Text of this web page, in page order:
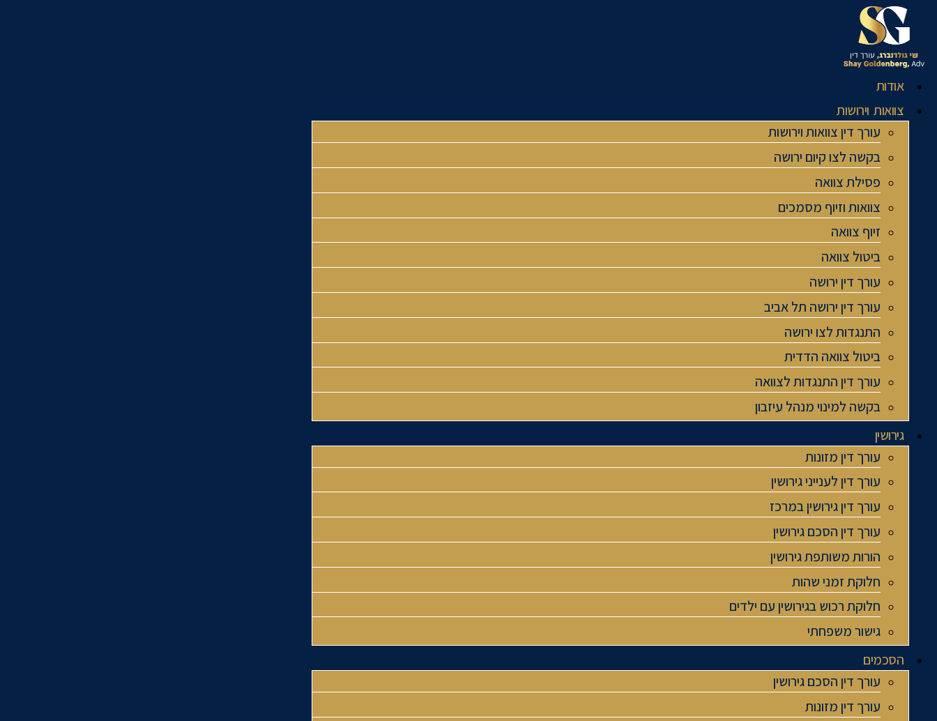
אודות
צוואות וירושות
עורך דין צוואות וירושות
בקשה לצו קיום ירושה
פסילת צוואה
צוואות וזיוף מסמכים
זיוף צוואה
ביטול צוואה
עורך דין ירושה
עורך דין ירושה תל אביב
התנגדות לצו ירושה
ביטול צוואה הדדית
עורך דין התנגדות לצוואה
בקשה למינוי מנהל עיזבון
גירושין
עורך דין מזונות
עורך דין לענייני גירושין
עורך דין גירושין במרכז
עורך דין הסכם גירושין
הורות משותפת גירושין
חלוקת זמני שהות
חלוקת רכוש בגירושין עם ילדים
גישור משפחתי
הסכמים
עורך דין הסכם גירושין
עורך דין מזונות